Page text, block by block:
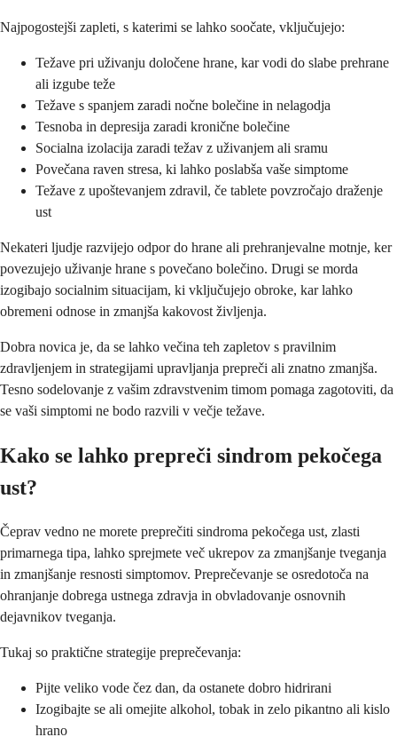
Najpogostejši zapleti, s katerimi se lahko soočate, vključujejo:
Težave pri uživanju določene hrane, kar vodi do slabe prehrane
ali izgube teže
Težave s spanjem zaradi nočne bolečine in nelagodja
Tesnoba in depresija zaradi kronične bolečine
Socialna izolacija zaradi težav z uživanjem ali sramu
Povečana raven stresa, ki lahko poslabša vaše simptome
Težave z upoštevanjem zdravil, če tablete povzročajo draženje
ust
Nekateri ljudje razvijejo odpor do hrane ali prehranjevalne motnje, ker
povezujejo uživanje hrane s povečano bolečino. Drugi se morda
izogibajo socialnim situacijam, ki vključujejo obroke, kar lahko
obremeni odnose in zmanjša kakovost življenja.
Dobra novica je, da se lahko večina teh zapletov s pravilnim
zdravljenjem in strategijami upravljanja prepreči ali znatno zmanjša.
Tesno sodelovanje z vašim zdravstvenim timom pomaga zagotoviti, da
se vaši simptomi ne bodo razvili v večje težave.
Kako se lahko prepreči sindrom pekočega
ust?
Čeprav vedno ne morete preprečiti sindroma pekočega ust, zlasti
primarnega tipa, lahko sprejmete več ukrepov za zmanjšanje tveganja
in zmanjšanje resnosti simptomov. Preprečevanje se osredotoča na
ohranjanje dobrega ustnega zdravja in obvladovanje osnovnih
dejavnikov tveganja.
Tukaj so praktične strategije preprečevanja:
Pijte veliko vode čez dan, da ostanete dobro hidrirani
Izogibajte se ali omejite alkohol, tobak in zelo pikantno ali kislo
hrano